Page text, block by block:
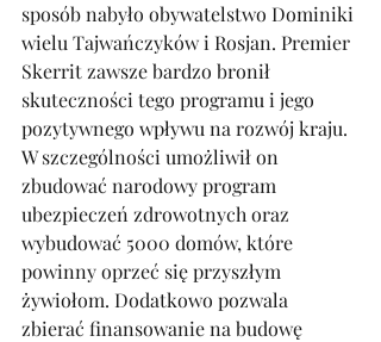
sposób nabyło obywatelstwo Dominiki
wielu Tajwańczyków i Rosjan. Premier
Skerrit zawsze bardzo bronił
skuteczności tego programu i jego
pozytywnego wpływu na rozwój kraju.
W szczególności umożliwił on
zbudować narodowy program
ubezpieczeń zdrowotnych oraz
wybudować 5000 domów, które
powinny oprzeć się przyszłym
żywiołom. Dodatkowo pozwala
zbierać finansowanie na budowę